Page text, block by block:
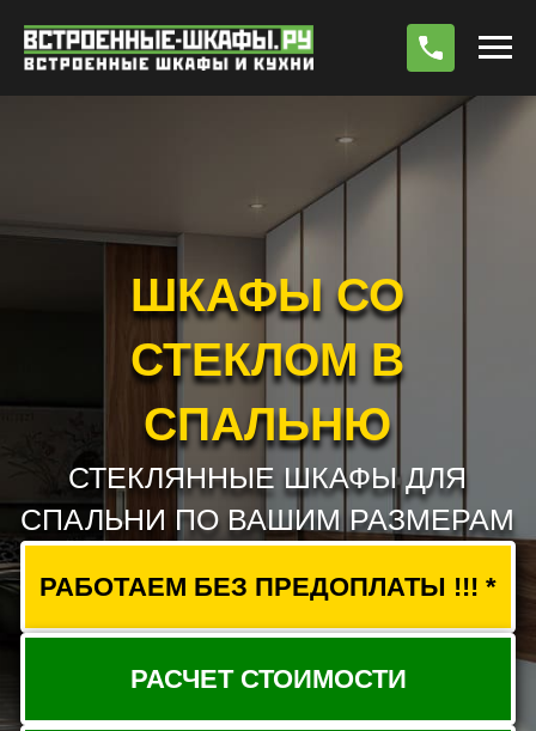
ШКАФЫ СО
СТЕКЛОМ В
СПАЛЬНЮ
СТЕКЛЯННЫЕ ШКАФЫ ДЛЯ
СПАЛЬНИ ПО ВАШИМ РАЗМЕРАМ
РАБОТАЕМ БЕЗ ПРЕДОПЛАТЫ !!! *
РАСЧЕТ СТОИМОСТИ
ВЫЗВАТЬ ЗАМЕРЩИКА